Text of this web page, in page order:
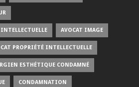
AVOCAT IMAGE
PROPRIÉTÉ INTELLECTUELLE
ESTHÉTIQUE CONDAMNÉ
CONDAMNATION